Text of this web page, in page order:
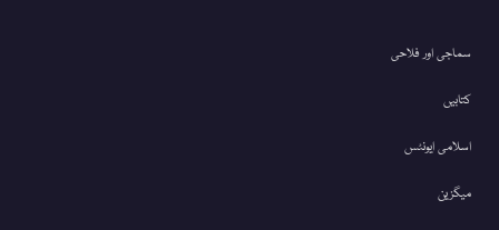
سماجی اور فلاحی
کتابیں
اسلامی ایونٹس
میگزین